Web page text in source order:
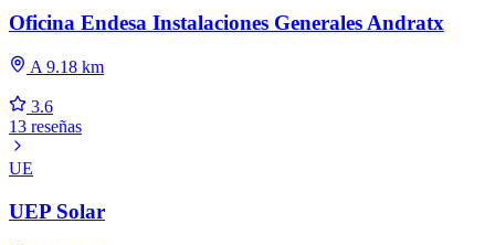
Oficina Endesa Instalaciones Generales Andratx
A 9.18 km
3.6
13 reseñas
UE
UEP Solar